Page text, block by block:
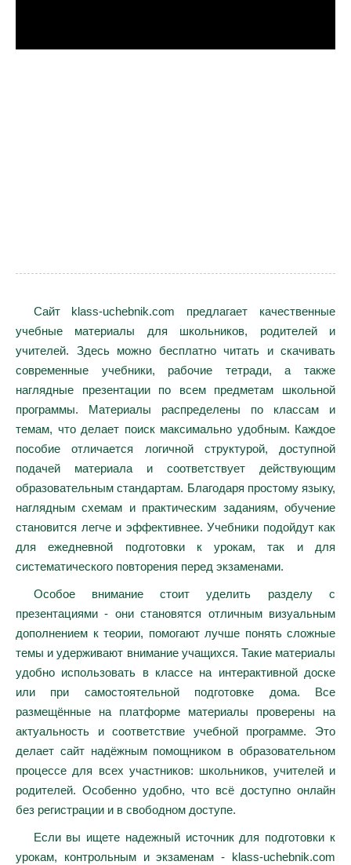
Сайт klass-uchebnik.com предлагает качественные
учебные материалы для школьников, родителей и
учителей. Здесь можно бесплатно читать и скачивать
современные учебники, рабочие тетради, а также
наглядные презентации по всем предметам школьной
программы. Материалы распределены по классам и
темам, что делает поиск максимально удобным. Каждое
пособие отличается логичной структурой, доступной
подачей материала и соответствует действующим
образовательным стандартам. Благодаря простому языку,
наглядным схемам и практическим заданиям, обучение
становится легче и эффективнее. Учебники подойдут как
для ежедневной подготовки к урокам, так и для
систематического повторения перед экзаменами.
Особое внимание стоит уделить разделу с
презентациями - они становятся отличным визуальным
дополнением к теории, помогают лучше понять сложные
темы и удерживают внимание учащихся. Такие материалы
удобно использовать в классе на интерактивной доске
или при самостоятельной подготовке дома. Все
размещённые на платформе материалы проверены на
актуальность и соответствие учебной программе. Это
делает сайт надёжным помощником в образовательном
процессе для всех участников: школьников, учителей и
родителей. Особенно удобно, что всё доступно онлайн
без регистрации и в свободном доступе.
Если вы ищете надежный источник для подготовки к
урокам, контрольным и экзаменам - klass-uchebnik.com